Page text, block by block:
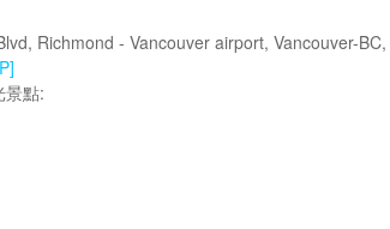
Richmond - Vancouver airport, Vancouver-
景點: